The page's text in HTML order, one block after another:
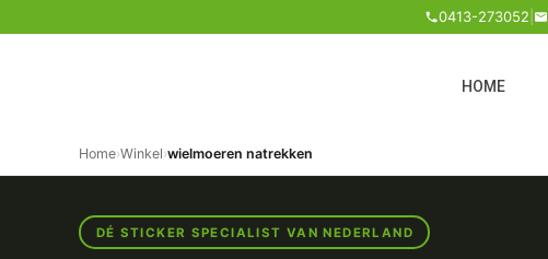
0413-273052
HOME
Home›Winkel›wielmoeren natrekken
DÉ STICKER SPECIALIST VAN NEDERLAND